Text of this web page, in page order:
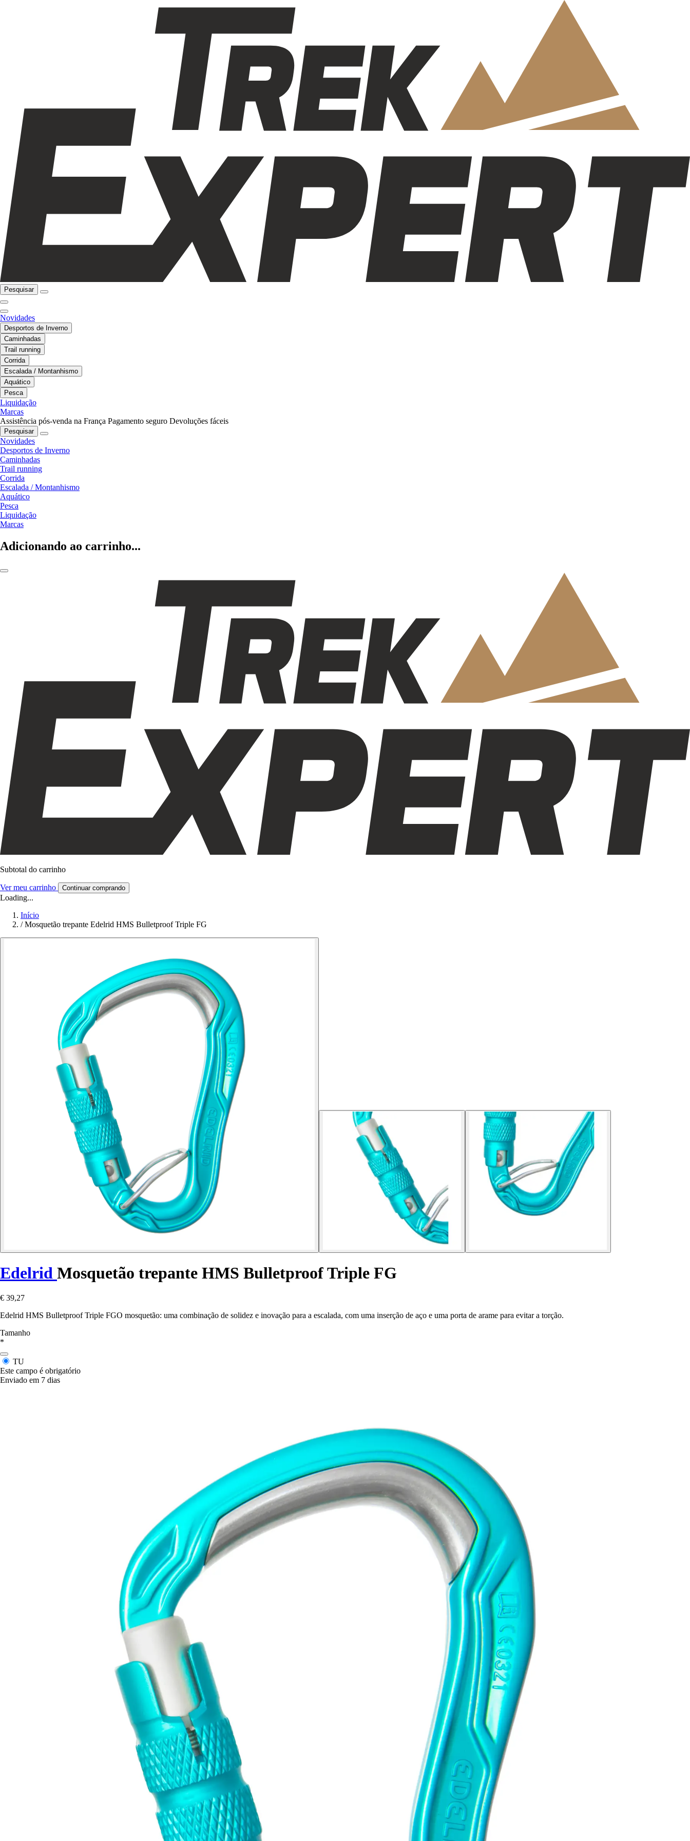
Pesquisar
Novidades
Desportos de Inverno
Caminhadas
Trail running
Corrida
Escalada / Montanhismo
Aquático
Pesca
Liquidação
Marcas
Assistência pós-venda na França Pagamento seguro Devoluções fáceis
Pesquisar
Novidades
Desportos de Inverno
Caminhadas
Trail running
Corrida
Escalada / Montanhismo
Aquático
Pesca
Liquidação
Marcas
Adicionando ao carrinho...
Subtotal do carrinho
Ver meu carrinho Continuar comprando
Loading...
Início
/ Mosquetão trepante Edelrid HMS Bulletproof Triple FG
Edelrid Mosquetão trepante HMS Bulletproof Triple FG
€ 39,27
Edelrid HMS Bulletproof Triple FGO mosquetão: uma combinação de solidez e inovação para a escalada, com uma inserção de aço e uma porta de arame para evitar a torção.
Tamanho
*
TU
Este campo é obrigatório
Enviado em 7 dias